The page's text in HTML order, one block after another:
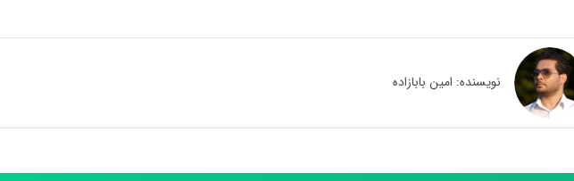
نویسنده: امین بابازاده